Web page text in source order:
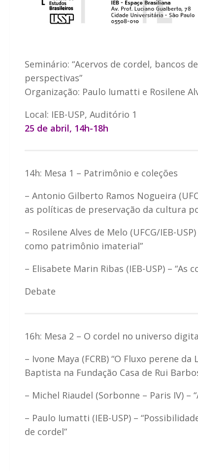
Seminário: “Acervos de cordel, bancos
perspectivas”
Organização: Paulo Iumatti e Rosilene
Local: IEB-USP, Auditório 1
25 de abril, 14h-18h
14h: Mesa 1 – Patrimônio e coleções
– Antonio Gilberto Ramos Nogueira
as políticas de preservação da cultura
– Rosilene Alves de Melo (UFCG/IEB-
como patrimônio imaterial”
– Elisabete Marin Ribas (IEB-USP) – “As
Debate
16h: Mesa 2 – O cordel no universo
– Ivone Maya (FCRB) “O Fluxo perene
Baptista na Fundação Casa de Rui
– Michel Riaudel (Sorbonne – Paris IV)
– Paulo Iumatti (IEB-USP) –
de cordel”